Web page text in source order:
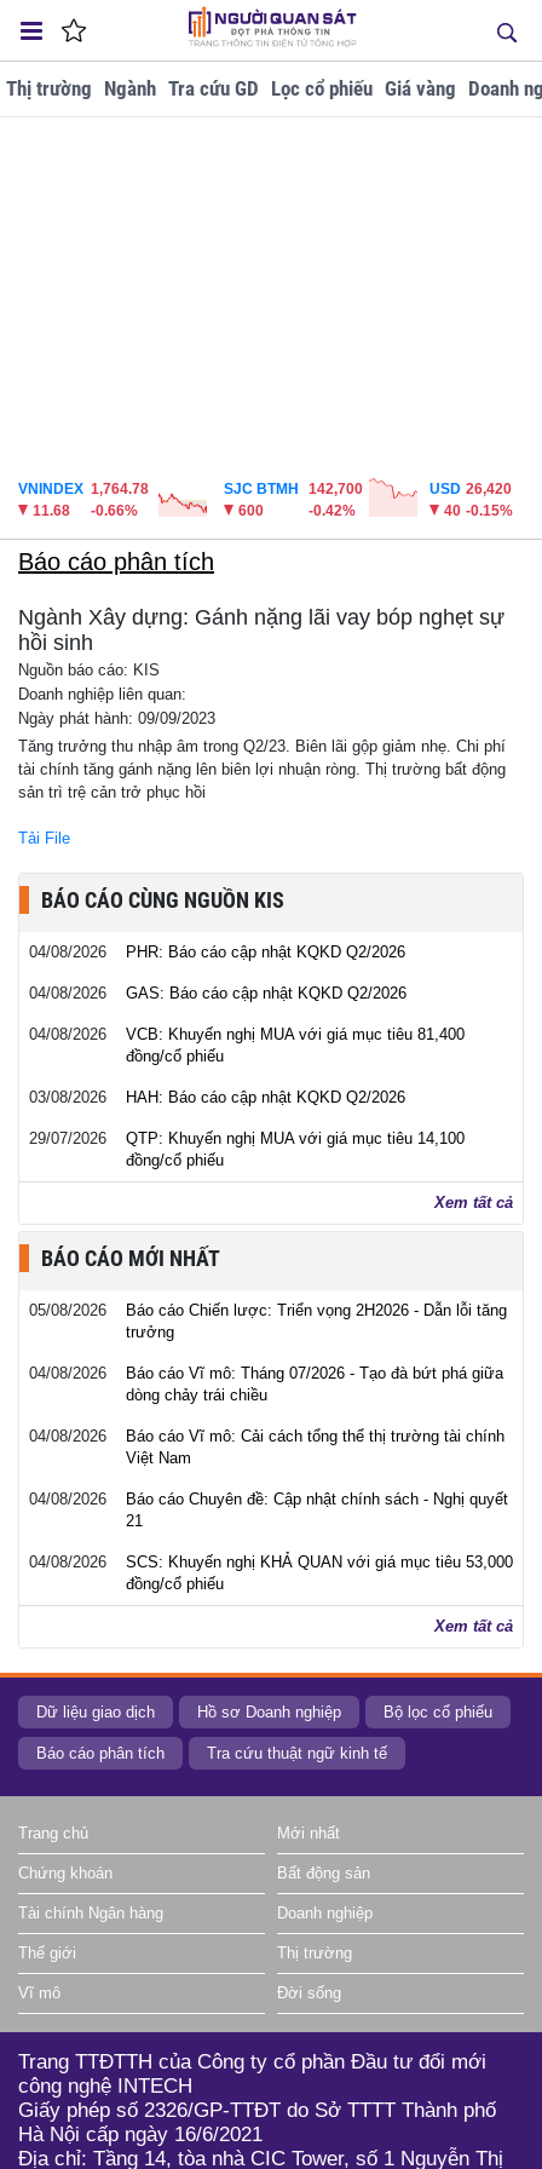
Thị trường Ngành Tra cứu GD Lọc cổ phiếu Giá vàng Doanh
VNINDEX 1,764.78
11.68
-0.66%
SJC BTMH
142,700
600
-0.42%
USD 26,420
40 -0.15%
Báo cáo phân tích
Ngành Xây dựng: Gánh nặng lãi vay bóp nghẹt sự
hồi sinh
Nguồn báo cáo: KIS
Doanh nghiệp liên quan:
Ngày phát hành: 09/09/2023
Tăng trưởng thu nhập âm trong Q2/23. Biên lãi gộp giảm nhẹ. Chi phí
tài chính tăng gánh nặng lên biên lợi nhuận ròng. Thị trường bất động
sản trì trệ cản trở phục hồi
Tải File
BÁO CÁO CÙNG NGUỒN KIS
04/08/2026 PHR: Báo cáo cập nhật KQKD Q2/2026
04/08/2026 GAS: Báo cáo cập nhật KQKD Q2/2026
04/08/2026
VCB: Khuyến nghị MUA với giá mục tiêu 81,400
đồng/cổ phiếu
03/08/2026 HAH: Báo cáo cập nhật KQKD Q2/2026
29/07/2026
QTP: Khuyến nghị MUA với giá mục tiêu 14,100
đồng/cổ phiếu
Xem tất cả
BÁO CÁO MỚI NHẤT
05/08/2026
Báo cáo Chiến lược: Triển vọng 2H2026 - Dẫn lỗi tăng
trưởng
04/08/2026
Báo cáo Vĩ mô: Tháng 07/2026 - Tạo đà bứt phá giữa
dòng chảy trái chiều
04/08/2026
Báo cáo Vĩ mô: Cải cách tổng thể thị trường tài chính
Việt Nam
04/08/2026
Báo cáo Chuyên đề: Cập nhật chính sách - Nghị quyết
21
04/08/2026
SCS: Khuyến nghị KHẢ QUAN với giá mục tiêu 53,000
đồng/cổ phiếu
Xem tất cả
Dữ liệu giao dịch Hồ sơ Doanh nghiệp Bộ lọc cổ phiếu
Báo cáo phân tích Tra cứu thuật ngữ kinh tế
Trang chủ Mới nhất
Chứng khoán Bất động sản
Tài chính Ngân hàng Doanh nghiệp
Thế giới Thị trường
Vĩ mô Đời sống
Trang TTĐTTH của Công ty cổ phần Đầu tư đổi mới
công nghệ INTECH
Giấy phép số 2326/GP-TTĐT do Sở TTTT Thành phố
Hà Nội cấp ngày 16/6/2021
Địa chỉ: Tầng 14, tòa nhà CIC Tower, số 1 Nguyễn Thị